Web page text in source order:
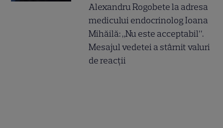
Alexandru Rogobete la adresa
medicului endocrinolog Ioana
Mihăilă: „Nu este acceptabil”.
Mesajul vedetei a stârnit valuri
de reacții